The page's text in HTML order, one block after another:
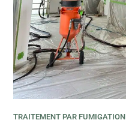
TRAITEMENT PAR FUMIGATION